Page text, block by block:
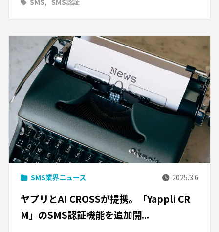
SMS業界ニュース 2025.3.6
ヤプリとAI CROSSが提携。「Yappli CR
M」のSMS認証機能を追加開...